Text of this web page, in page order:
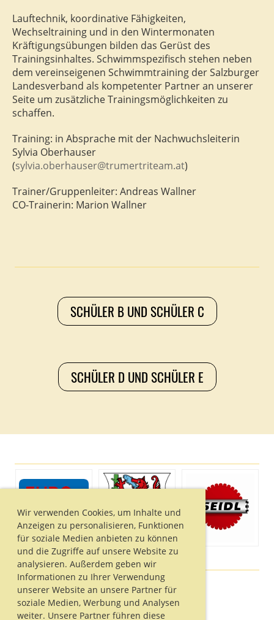
Wir verwenden Cookies, um Inhalte und
Anzeigen zu personalisieren, Funktionen
für soziale Medien anbieten zu können
und die Zugriffe auf unsere Website zu
analysieren. Außerdem geben wir
Informationen zu Ihrer Verwendung
unserer Website an unsere Partner für
soziale Medien, Werbung und Analysen
weiter. Unsere Partner führen diese
Lauftechnik, koordinative Fähigkeiten,
Wechseltraining und in den Wintermonaten
Kräftigungsübungen bilden das Gerüst des
Trainingsinhaltes. Schwimmspezifisch stehen neben
dem vereinseigenen Schwimmtraining der Salzburger
Landesverband als kompetenter Partner an unserer
Seite um zusätzliche Trainingsmöglichkeiten zu
schaffen.
Training: in Absprache mit der Nachwuchsleiterin
Sylvia Oberhauser
(sylvia.oberhauser@trumertriteam.at)
Trainer/Gruppenleiter: Andreas Wallner
CO-Trainerin: Marion Wallner
SCHÜLER B UND SCHÜLER C
SCHÜLER D UND SCHÜLER E
© TrumerTriTeam